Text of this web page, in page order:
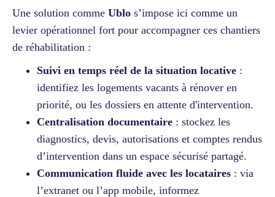
Une solution comme Ublo s’impose ici comme un
levier opérationnel fort pour accompagner ces chantiers
de réhabilitation :
Suivi en temps réel de la situation locative :
identifiez les logements vacants à rénover en
priorité, ou les dossiers en attente d'intervention.
Centralisation documentaire : stockez les
diagnostics, devis, autorisations et comptes rendus
d’intervention dans un espace sécurisé partagé.
Communication fluide avec les locataires : via
l’extranet ou l’app mobile, informez